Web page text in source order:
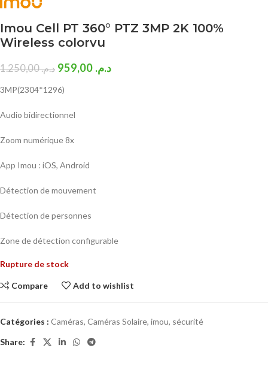
Imou Cell PT 360° PTZ 3MP 2K 100%
Wireless colorvu
د.م.1.250,00 د.م.
3MP(2304*1296)
Audio bidirectionnel
Zoom numérique 8x
App Imou : iOS, Android
Détection de mouvement
Détection de personnes
Zone de détection configurable
Rupture de stock
Compare Add to wishlist
Catégories : Caméras, Caméras Solaire, imou, sécurité
Share: